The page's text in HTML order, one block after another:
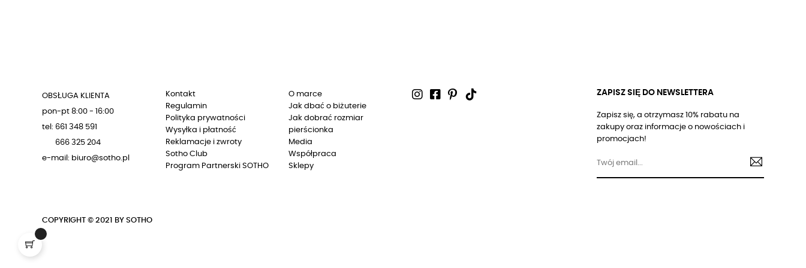
OBSŁUGA KLIENTA
pon-pt 8:00 - 16:00
tel: 661 348 591
666 325 204
e-mail: biuro@sotho.pl
Kontakt
Regulamin
Polityka prywatności
Wysyłka i płatność
Reklamacje i zwroty
Sotho Club
Program Partnerski SOTHO
O marce
Jak dbać o biżuterie
Jak dobrać rozmiar
pierścionka
Media
Współpraca
Sklepy
ZAPISZ SIĘ DO NEWSLETTERA
Zapisz się, a otrzymasz 10% rabatu na
zakupy oraz informacje o nowościach i
promocjach!
COPYRIGHT © 2021 BY SOTHO